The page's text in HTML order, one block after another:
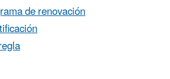
de renovación